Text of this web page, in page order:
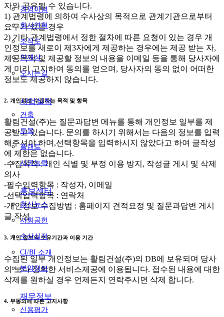
경영이념
회사연혁
조직도
인재상
오시는길
사업실적
건축
토목
플랜트
시공능력
홍보센터
최신뉴스
사회공헌
수상실적
CI/BI 소개
분양정보
재무정보
신용평가
자와 공유될 수 있습니다.
1) 관계법령에 의하여 수사상의 목적으로 관계기관으로부터
요구가 있을 경우
2) 기타 관계법령에서 정한 절차에 따른 요청이 있는 경우 개
인정보를 새로이 제3자에게 제공하는 경우에는 제공 받는 자,
제공목적 및 제공할 정보의 내용을 이메일 등을 통해 당사자에
게 미리 고지하여 동의를 얻으며, 당사자의 동의 없이 어떠한
정보도 제공하지 않습니다.
2. 개인정보 수집하는 목적 및 항목
활림건설(주)는 질문과답변 메뉴를 통해 개인정보 일부를 제
공받고 있습니다. 문의를 하시기 위해서는 다음의 정보를 입력
해주셔야 하며,선택항목을 입력하시지 않았다고 하여 글작성
에 제한은 없습니다.
-수집목적 : 개인 식별 및 부정 이용 방지, 작성글 게시 및 삭제
의사
-필수입력항목 : 작성자, 이메일
-선택입력항목 : 연락처
-개인정보 수집방법 : 홈페이지 견적요정 및 질문과답변 게시
글 작성
3. 개인 정보의 보유기간과 이용 기간
수집된 일부 개인정보는 활림건설(주)의 DB에 보유되며 당사
의 보다 정확한 서비스제공에 이용됩니다. 접수된 내용에 대한
삭제를 원하실 경우 언제든지 연락주시면 삭제 합니다.
4. 부동의에 따른 고지사항